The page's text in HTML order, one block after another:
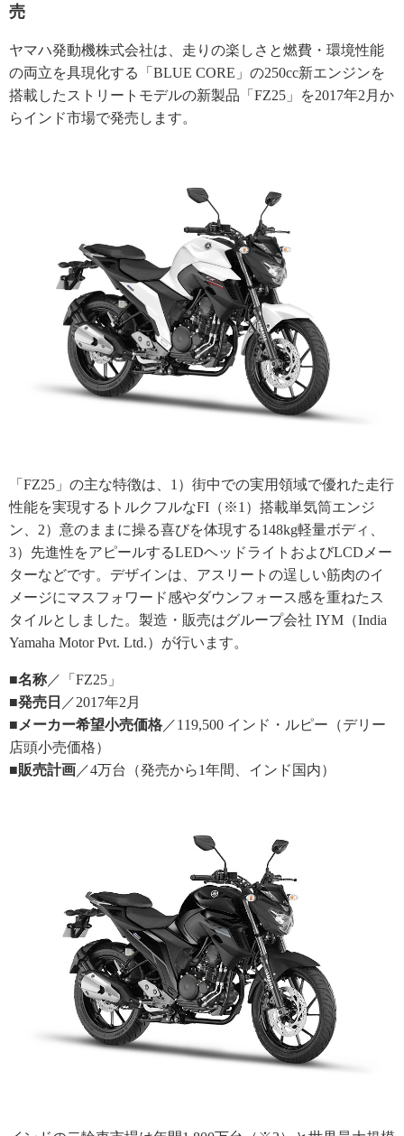
売
ヤマハ発動機株式会社は、走りの楽しさと燃費・環境性能
の両立を具現化する「BLUE CORE」の250cc新エンジンを
搭載したストリートモデルの新製品「FZ25」を2017年2月か
らインド市場で発売します。
「FZ25」の主な特徴は、1）街中での実用領域で優れた走行
性能を実現するトルクフルなFI（※1）搭載単気筒エンジ
ン、2）意のままに操る喜びを体現する148kg軽量ボディ、
3）先進性をアピールするLEDヘッドライトおよびLCDメー
ターなどです。デザインは、アスリートの逞しい筋肉のイ
メージにマスフォワード感やダウンフォース感を重ねたス
タイルとしました。製造・販売はグループ会社 IYM（India
Yamaha Motor Pvt. Ltd.）が行います。
■名称 ／「FZ25」
■発売日 ／2017年2月
■メーカー希望小売価格 ／119,500 インド・ルピー（デリー
店頭小売価格）
■販売計画 ／4万台（発売から1年間、インド国内）